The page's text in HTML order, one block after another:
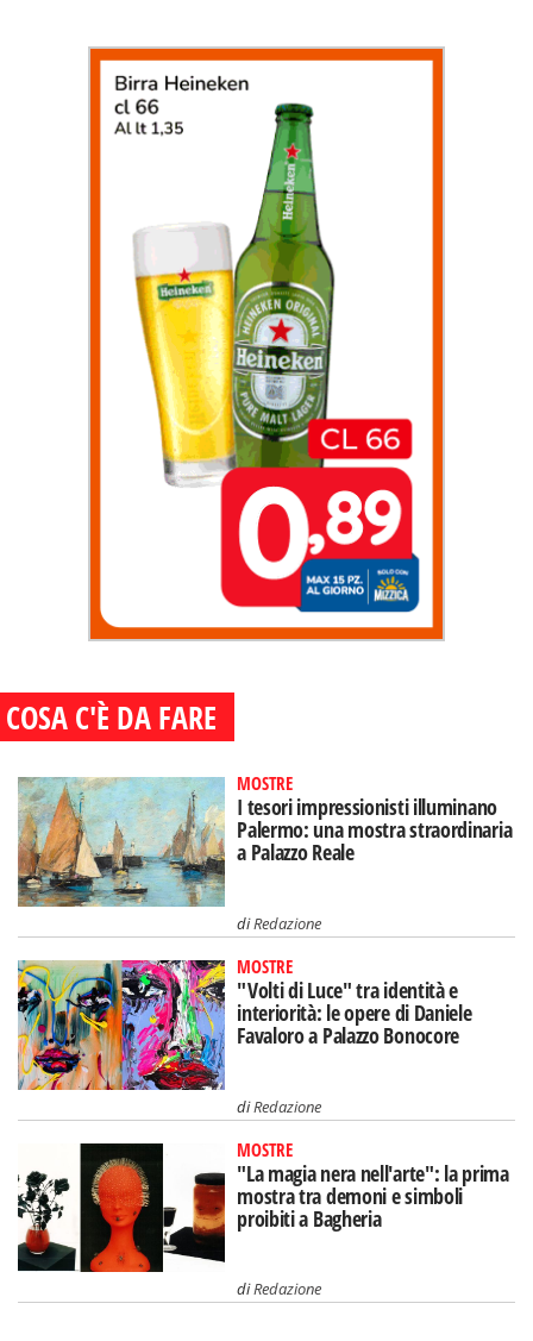
COSA C'È DA FARE
MOSTRE
I tesori impressionisti illuminano
Palermo: una mostra straordinaria
a Palazzo Reale
diRedazione
MOSTRE
"Volti di Luce" tra identità e
interiorità: le opere di Daniele
Favaloro a Palazzo Bonocore
diRedazione
MOSTRE
"La magia nera nell'arte": la prima
mostra tra demoni e simboli
proibiti a Bagheria
diRedazione